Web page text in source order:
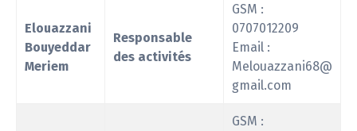
Elouazzani
Bouyeddar
Meriem
Responsable
des activités
GSM :
0707012209
Email :
Melouazzani68@
gmail.com
GSM :